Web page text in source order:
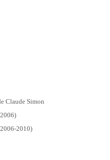
Claude Simon
2010)